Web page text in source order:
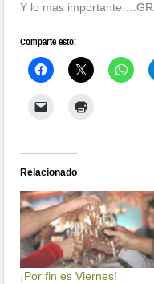
Y lo mas
Comparte esto:
Relacionado
¡Por fin es Viernes!